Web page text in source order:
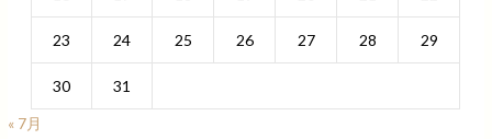
23 24 25 26 27 28 29
30
31
« 7月